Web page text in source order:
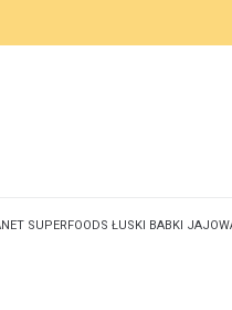
SUPERFOODS ŁUSKI BABKI